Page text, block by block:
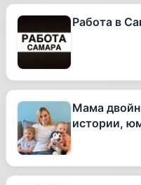
Работа в
Мама
истории,